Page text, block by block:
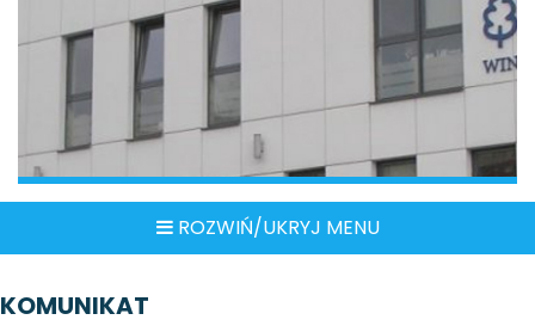
ROZWIŃ/UKRYJ MENU
KOMUNIKAT